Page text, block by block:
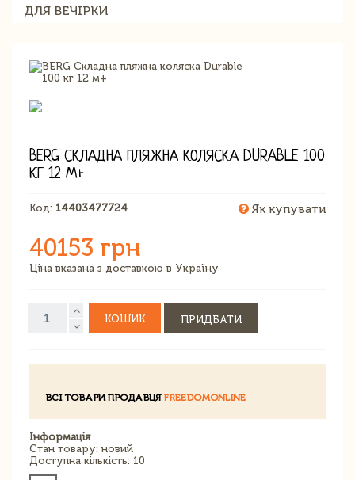
ДЛЯ ВЕЧІРКИ
BERG СКЛАДНА ПЛЯЖНА КОЛЯСКА DURABLE 100
КГ 12 М+
Код: 14403477724 Як купувати
40153 грн
Ціна вказана з доставкою в Україну
КОШИК ПРИДБАТИ
ВСІ ТОВАРИ ПРОДАВЦЯ FREEDOMONLINE
Інформація
Стан товару: новий
Доступна кількість: 10